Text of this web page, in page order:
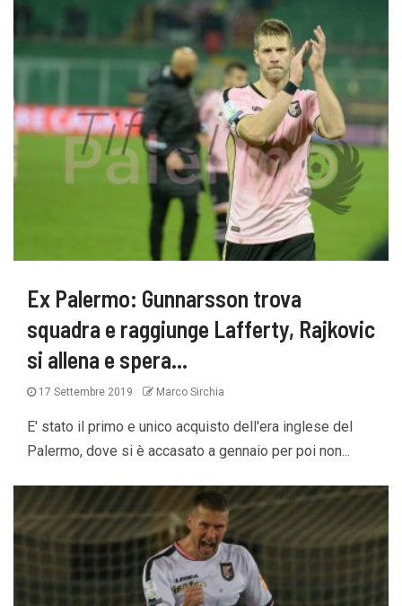
Ex Palermo: Gunnarsson trova
squadra e raggiunge Lafferty, Rajkovic
si allena e spera…
17 Settembre 2019 Marco Sirchia
E' stato il primo e unico acquisto dell'era inglese del
Palermo, dove si è accasato a gennaio per poi non...